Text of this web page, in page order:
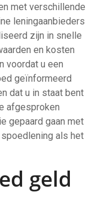
met verschillende
leningaanbieders
zijn in snelle
en kosten
voordat u een
geïnformeerd
dat u in staat bent
afgesproken
gepaard gaan met
als het
geld